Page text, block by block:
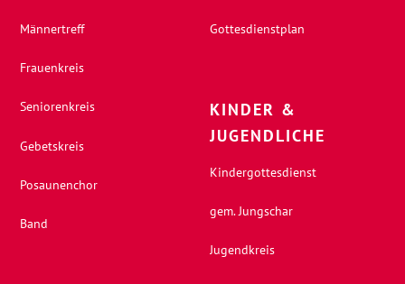
Männertreff
Frauenkreis
Seniorenkreis
Gebetskreis
Posaunenchor
Band
Gottesdienstplan
KINDER &
JUGENDLICHE
Kindergottesdienst
gem. Jungschar
Jugendkreis